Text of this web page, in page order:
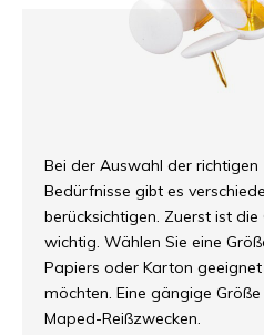
Bei der Auswahl der richtigen
Bedürfnisse gibt es
berücksichtigen. Zuerst ist
wichtig. Wählen Sie eine
Papiers oder Karton
möchten. Eine gängige
Maped-Reißzwecken.